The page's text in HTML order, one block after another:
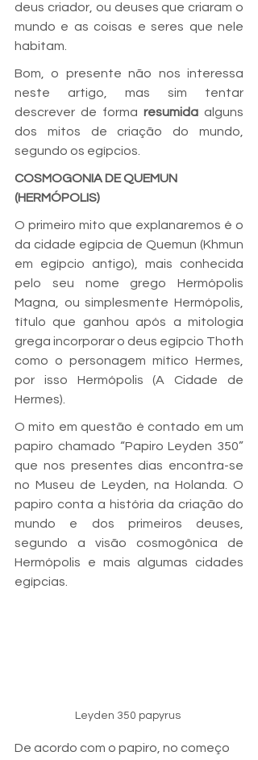
deus criador, ou deuses que criaram o
mundo e as coisas e seres que nele
habitam.
Bom, o presente não nos interessa
neste artigo, mas sim tentar
descrever de forma resumida alguns
dos mitos de criação do mundo,
segundo os egípcios.
COSMOGONIA DE QUEMUN
(HERMÓPOLIS)
O primeiro mito que explanaremos é o
da cidade egípcia de Quemun (Khmun
em egípcio antigo), mais conhecida
pelo seu nome grego Hermópolis
Magna, ou simplesmente Hermópolis,
título que ganhou após a mitologia
grega incorporar o deus egípcio Thoth
como o personagem mítico Hermes,
por isso Hermópolis (A Cidade de
Hermes).
O mito em questão é contado em um
papiro chamado “Papiro Leyden 350”
que nos presentes dias encontra-se
no Museu de Leyden, na Holanda. O
papiro conta a história da criação do
mundo e dos primeiros deuses,
segundo a visão cosmogônica de
Hermópolis e mais algumas cidades
egípcias.
Leyden 350 papyrus
De acordo com o papiro, no começo